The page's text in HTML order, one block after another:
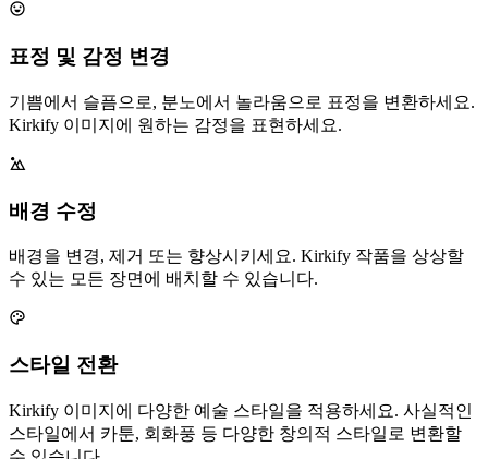
표정 및 감정 변경
기쁨에서 슬픔으로, 분노에서 놀라움으로 표정을 변환하세요.
Kirkify 이미지에 원하는 감정을 표현하세요.
배경 수정
배경을 변경, 제거 또는 향상시키세요. Kirkify 작품을 상상할
수 있는 모든 장면에 배치할 수 있습니다.
스타일 전환
Kirkify 이미지에 다양한 예술 스타일을 적용하세요. 사실적인
스타일에서 카툰, 회화풍 등 다양한 창의적 스타일로 변환할